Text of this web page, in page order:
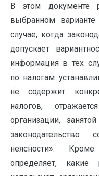
В этом документе
выбранном
случае, когда
допускает
информация в тех
по налогам
не содержит
налогов,
организации,
законодательство
неясности».
определяет, какие